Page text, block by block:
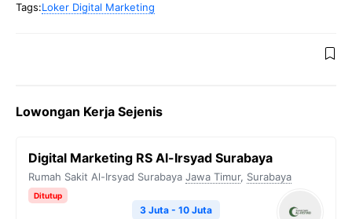
Tags:Loker Digital Marketing
Lowongan Kerja Sejenis
Digital Marketing RS Al-Irsyad Surabaya
Rumah Sakit Al-Irsyad Surabaya Jawa Timur, Surabaya
Ditutup
3 Juta - 10 Juta